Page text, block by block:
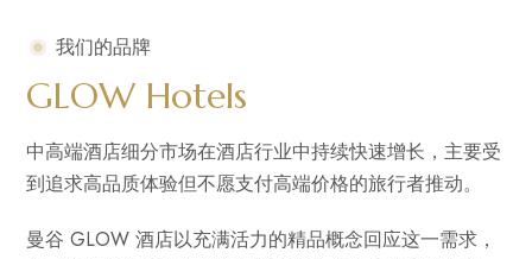
我们的品牌
GLOW Hotels
中高端酒店细分市场在酒店行业中持续快速增长，主要受
到追求高品质体验但不愿支付高端价格的旅行者推动。
曼谷 GLOW 酒店以充满活力的精品概念回应这一需求，